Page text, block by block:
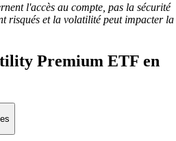
l'accès au compte, pas la sécurité
risqués et la volatilité peut impacter la
Premium ETF en